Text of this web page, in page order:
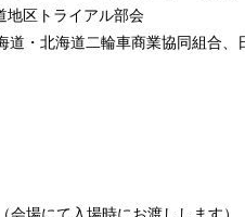
地区トライアル部会
道・北海道二輪車商業協同組合